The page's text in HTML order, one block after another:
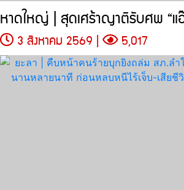
3 สิงหาคม 2569 | 5,017